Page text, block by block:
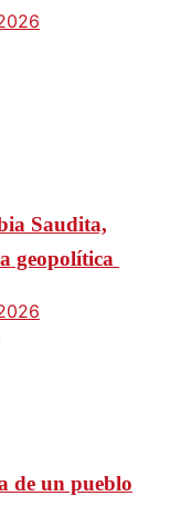
Saudita,
geopolítica
de un pueblo